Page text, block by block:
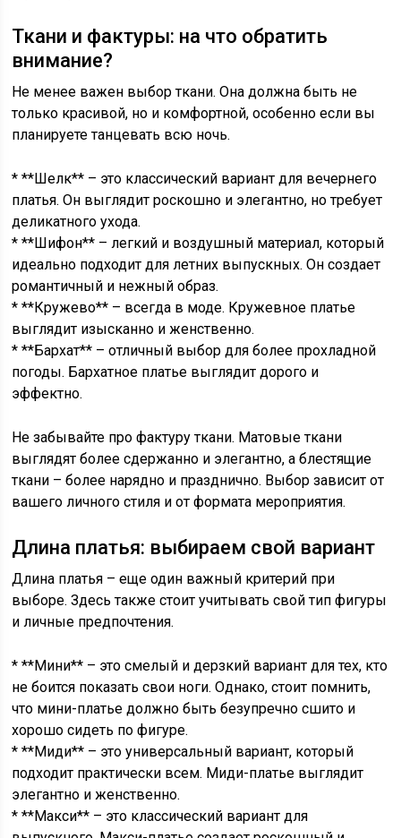
Ткани и фактуры: на что обратить
внимание?
Не менее важен выбор ткани. Она должна быть не
только красивой, но и комфортной, особенно если вы
планируете танцевать всю ночь.
* **Шелк** – это классический вариант для вечернего
платья. Он выглядит роскошно и элегантно, но требует
деликатного ухода.
* **Шифон** – легкий и воздушный материал, который
идеально подходит для летних выпускных. Он создает
романтичный и нежный образ.
* **Кружево** – всегда в моде. Кружевное платье
выглядит изысканно и женственно.
* **Бархат** – отличный выбор для более прохладной
погоды. Бархатное платье выглядит дорого и
эффектно.
Не забывайте про фактуру ткани. Матовые ткани
выглядят более сдержанно и элегантно, а блестящие
ткани – более нарядно и празднично. Выбор зависит от
вашего личного стиля и от формата мероприятия.
Длина платья: выбираем свой вариант
Длина платья – еще один важный критерий при
выборе. Здесь также стоит учитывать свой тип фигуры
и личные предпочтения.
* **Мини** – это смелый и дерзкий вариант для тех, кто
не боится показать свои ноги. Однако, стоит помнить,
что мини-платье должно быть безупречно сшито и
хорошо сидеть по фигуре.
* **Миди** – это универсальный вариант, который
подходит практически всем. Миди-платье выглядит
элегантно и женственно.
* **Макси** – это классический вариант для